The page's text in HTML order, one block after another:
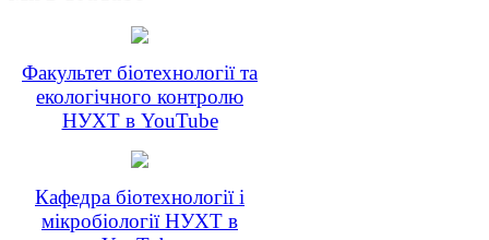
Факультет біотехнології та
екологічного контролю
НУХТ в YouTube
Кафедра біотехнології і
мікробіології НУХТ в